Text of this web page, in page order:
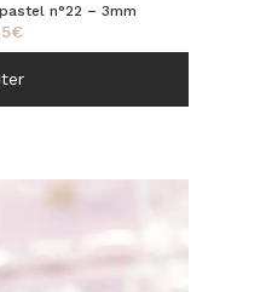
n°22 – 3mm
€